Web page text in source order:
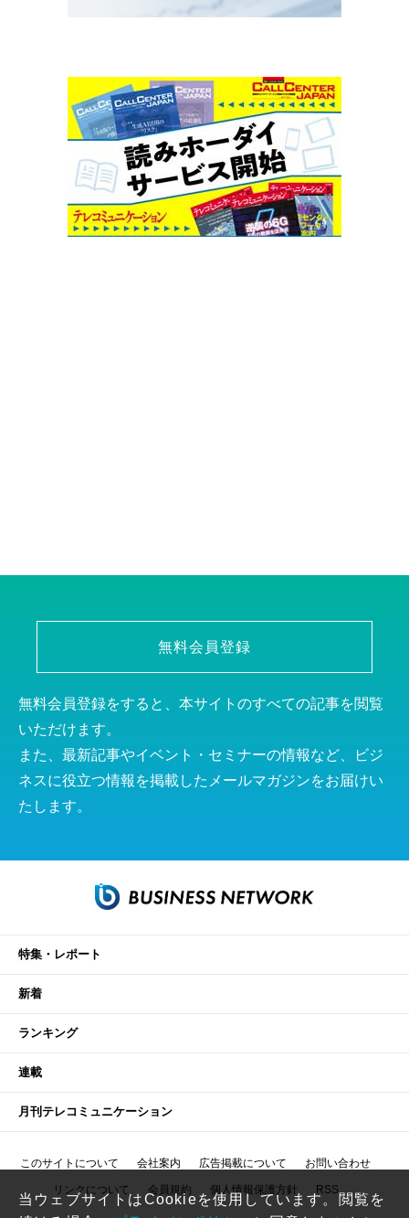
無料会員登録
無料会員登録をすると、本サイトのすべての記事を閲覧
いただけます。
また、最新記事やイベント・セミナーの情報など、ビジ
ネスに役立つ情報を掲載したメールマガジンをお届けい
たします。
特集・レポート
新着
ランキング
連載
月刊テレコミュニケーション
このサイトについて 会社案内 広告掲載について お問い合わせ
リンクについて 会員規約 個人情報保護方針 RSS
当ウェブサイトはCookieを使用しています。閲覧を